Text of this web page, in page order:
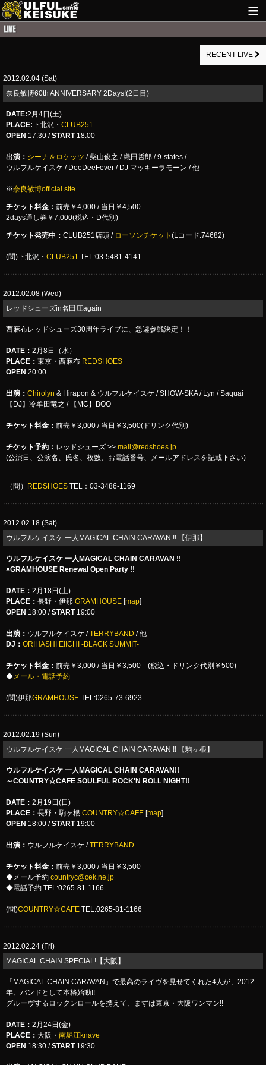
GUITAR WORKS
RECENT LIVE
2012.02.04 (Sat)
奈良敏博60th ANNIVERSARY 2Days!(2日目)
DATE:2月4日(土)
PLACE:下北沢・ CLUB251
OPEN 17:30 /START18:00
出演： シーナ＆ロケッツ / 柴山俊之 / 織田哲郎 / 9-states /
ウルフルケイスケ / DeeDeeFever / DJ マッキーラモーン / 他
※奈良敏博official site
チケット料金： 前売￥4,000 / 当日￥4,500
2days通し券￥7,000(税込・D代別)
チケット発売中： CLUB251店頭 / ローソンチケット (Lコード:74682)
(問)下北沢・ CLUB251 TEL:03-5481-4141
2012.02.08 (Wed)
レッドシューズin名田庄again
西麻布レッドシューズ30周年ライブに、急遽参戦決定！！
DATE ： 2月8日（水）
PLACE ： 東京・西麻布 REDSHOES
OPEN 20:00
出演： Chirolyn & Hirapon & ウルフルケイスケ / SHOW-SKA / Lyn / Saquai
【DJ】冷牟田竜之 / 【MC】BOO
チケット料金： 前売￥3,000 / 当日￥3,500(ドリンク代別)
チケット予約： レッドシューズ >> mail@redshoes.jp
(公演日、公演名、氏名、枚数、お電話番号、メールアドレスを記載下さい)
（問） REDSHOES TEL：03-3486-1169
2012.02.18 (Sat)
ウルフルケイスケ 一人MAGICAL CHAIN CARAVAN !! 【伊那】
ウルフルケイスケ 一人MAGICAL CHAIN CARAVAN !!
×GRAMHOUSE Renewal Open Party !!
DATE ： 2月18日(土)
PLACE ： 長野・伊那 GRAMHOUSE [map]
OPEN 18:00 /START19:00
出演： ウルフルケイスケ /TERRYBAND / 他
DJ： ORIHASHI EIICHI -BLACK SUMMIT-
チケット料金： 前売￥3,000 / 当日￥3,500 (税込・ドリンク代別￥500)
◆メール・電話予約
(問)伊那GRAMHOUSE TEL:0265-73-6923
2012.02.19 (Sun)
ウルフルケイスケ 一人MAGICAL CHAIN CARAVAN !! 【駒ヶ根】
ウルフルケイスケ 一人MAGICAL CHAIN CARAVAN!!
～COUNTRY☆CAFE SOULFUL ROCK'N ROLL NIGHT!!
DATE ： 2月19日(日)
PLACE ： 長野・駒ヶ根 COUNTRY☆CAFE [map]
OPEN 18:00 /START19:00
出演： ウルフルケイスケ /TERRYBAND
チケット料金： 前売￥3,000 / 当日￥3,500
◆メール予約 countryc@cek.ne.jp
◆電話予約 TEL:0265-81-1166
(問)COUNTRY☆CAFE TEL:0265-81-1166
2012.02.24 (Fri)
MAGICAL CHAIN SPECIAL!【大阪】
「MAGICAL CHAIN CARAVAN」で最高のライヴを見せてくれた4人が、2012
年、バンドとして本格始動!!
グルーヴするロックンロールを携えて、まずは東京・大阪ワンマン!!
DATE ： 2月24日(金)
PLACE ： 大阪・ 南堀江knave
OPEN 18:30 /START19:30